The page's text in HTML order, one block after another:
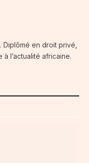
en droit privé,
à l’actualité africaine.